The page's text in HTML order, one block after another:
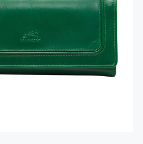
RFID à trois volets
pour dames